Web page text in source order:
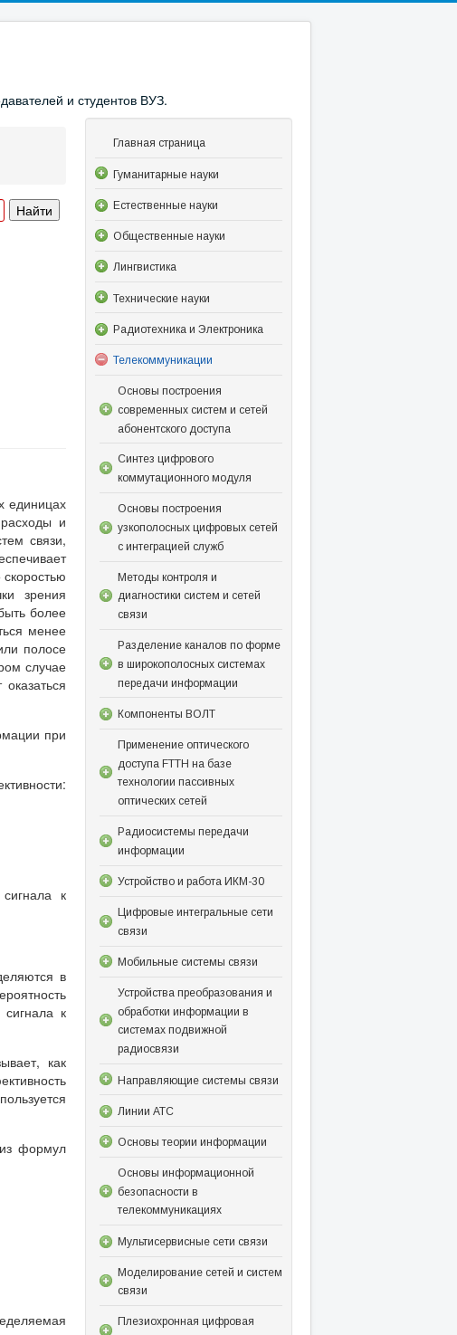
и студентов ВУЗ.
единицах
и
связи,
зрения
более
менее
полосе
случае
при
к
в
к
как
формул
Главная страница
Гуманитарные науки
Естественные науки
Общественные науки
Лингвистика
Технические науки
Радиотехника и Электроника
Телекоммуникации
Основы построения
современных систем и сетей
абонентского доступа
Синтез цифрового
коммутационного модуля
Основы построения
узкополосных цифровых сетей
с интеграцией служб
Методы контроля и
диагностики систем и сетей
связи
Разделение каналов по форме
в широкополосных системах
передачи информации
Компоненты ВОЛТ
Применение оптического
доступа FTTH на базе
технологии пассивных
оптических сетей
Радиосистемы передачи
информации
Устройство и работа ИКМ-30
Цифровые интегральные сети
связи
Мобильные системы связи
Устройства преобразования и
обработки информации в
системах подвижной
радиосвязи
Направляющие системы связи
Линии АТС
Основы теории информации
Основы информационной
безопасности в
телекоммуникациях
Мультисервисные сети связи
Моделирование сетей и систем
связи
Плезиохронная цифровая